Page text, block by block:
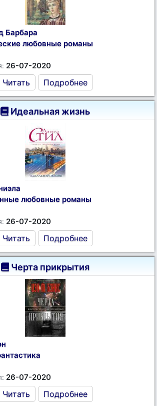
Барбара
любовные романы
26-07-2020
Читать Подробнее
Идеальная жизнь
любовные романы
26-07-2020
Читать Подробнее
Черта прикрытия
26-07-2020
Читать Подробнее